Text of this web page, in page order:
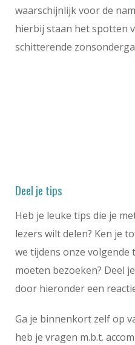
waarschijnlijk voor de
hierbij staan het spotten
schitterende
Deel je tips
Heb je leuke tips die je
lezers wilt delen? Ken je
we tijdens onze
moeten bezoeken? Deel
door hieronder een
Ga je binnenkort zelf op
heb je vragen m.b.t.